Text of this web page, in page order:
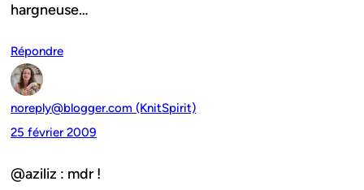
hargneuse…
Répondre
noreply@blogger.com (KnitSpirit)
25 février 2009
@aziliz : mdr !